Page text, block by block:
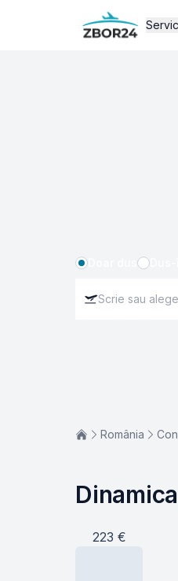
România
223 €